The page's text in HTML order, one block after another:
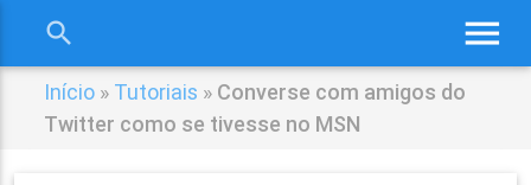
menu
search
Início » Tutoriais » Converse com amigos do
Twitter como se tivesse no MSN